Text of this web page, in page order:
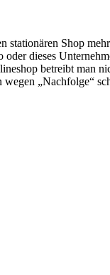
stationären Shop
dieses
betreibt man
„Nachfolge“